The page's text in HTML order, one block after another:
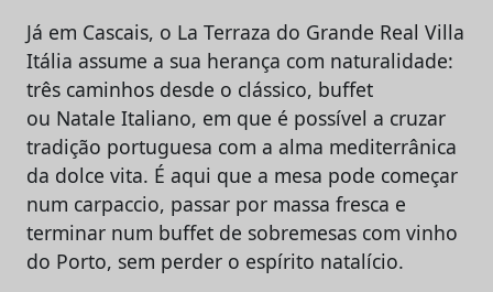
Já em Cascais, o La Terraza do Grande Real Villa
Itália assume a sua herança com naturalidade:
três caminhos desde o clássico, buffet
ou Natale Italiano, em que é possível a cruzar
tradição portuguesa com a alma mediterrânica
da dolce vita. É aqui que a mesa pode começar
num carpaccio, passar por massa fresca e
terminar num buffet de sobremesas com vinho
do Porto, sem perder o espírito natalício.